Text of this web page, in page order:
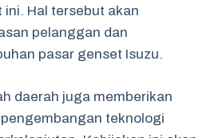
Hal tersebut akan
pelanggan dan
pasar genset Isuzu.
daerah juga memberikan
teknologi